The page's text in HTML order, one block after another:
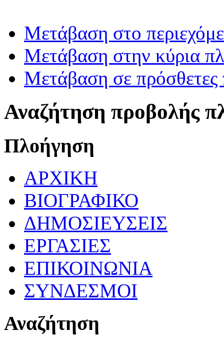
Μετάβαση στο
Μετάβαση στην κύρια
Μετάβαση σε πρόσθετες
Αναζήτηση προβολής
Πλοήγηση
ΑΡΧΙΚΗ
ΒΙΟΓΡΑΦΙΚΟ
ΔΗΜΟΣΙΕΥΣΕΙΣ
ΕΡΓΑΣΙΕΣ
ΕΠΙΚΟΙΝΩΝΙΑ
ΣΥΝΔΕΣΜΟΙ
Αναζήτηση